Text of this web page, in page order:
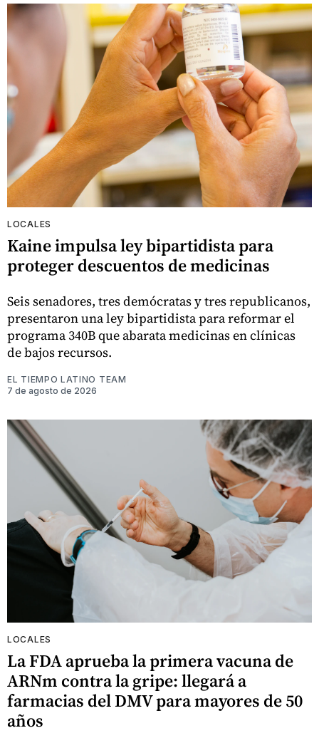
LOCALES
Kaine impulsa ley bipartidista para
proteger descuentos de medicinas
Seis senadores, tres demócratas y tres republicanos,
presentaron una ley bipartidista para reformar el
programa 340B que abarata medicinas en clínicas
de bajos recursos.
EL TIEMPO LATINO TEAM
7 de agosto de 2026
LOCALES
La FDA aprueba la primera vacuna de
ARNm contra la gripe: llegará a
farmacias del DMV para mayores de 50
años